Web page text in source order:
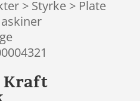
> Styrke > Plate
Kraft